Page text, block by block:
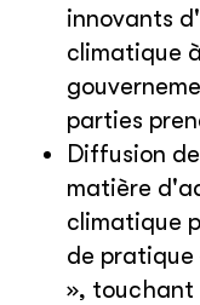
innovants
climatique
parties
Diffusion
matière
climatique
de
», touchant